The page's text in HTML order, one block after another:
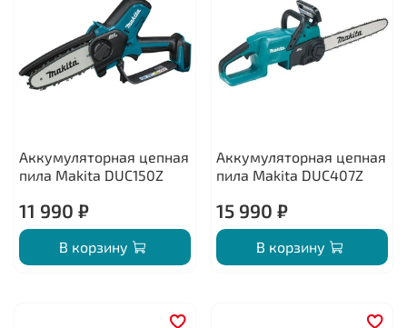
Аккумуляторная цепная
пила Makita DUC150Z
11 990 ₽
В корзину
Аккумуляторная цепная
пила Makita DUC407Z
15 990 ₽
В корзину